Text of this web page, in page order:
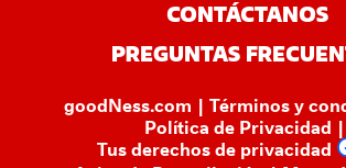
N
D
CONTÁCTANOS
PREGUNTAS
goodNess.com
Términos y
Política de Privacidad
Tus derechos de privacidad